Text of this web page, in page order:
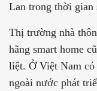
Lan trong thời gian
Thị trường nhà
hãng smart home
liệt. Ở Việt Nam
ngoài nước phát